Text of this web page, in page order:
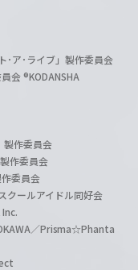
･ア･ライブ」製作委員会
会 ®KODANSHA
製作委員会
作委員会
委員会
クールアイドル同好会
／Prisma☆Phanta